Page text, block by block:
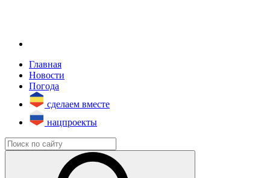
Главная
Новости
Погода
сделаем вместе
нацпроекты